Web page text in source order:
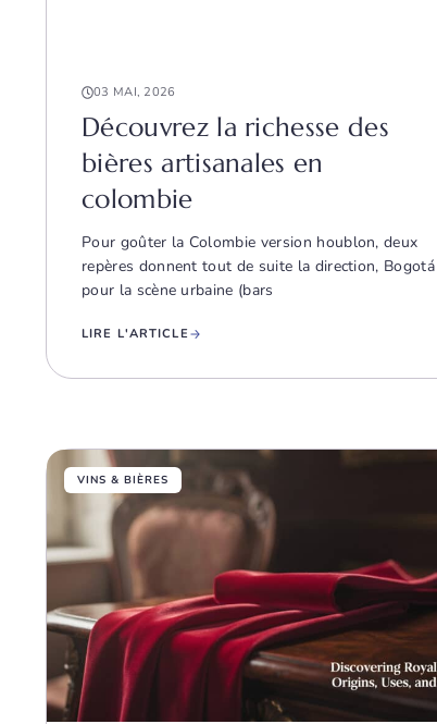
03 MAI, 2026
Découvrez la richesse des
bières artisanales en
colombie
Pour goûter la Colombie version houblon, deux
repères donnent tout de suite la direction, Bogotá
pour la scène urbaine (bars
LIRE L'ARTICLE
VINS & BIÈRES